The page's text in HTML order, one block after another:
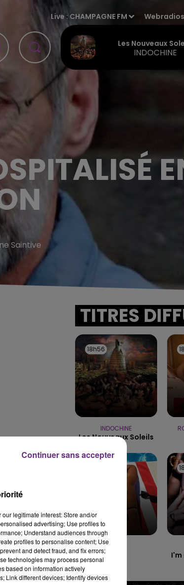
Live : CHAMPAGNE FM Webradios
Les Nouveaux
INDOCHINE
FM
19h15 - 20h00
LA RADIO POP
Saintive
mercredi
TITRES
18h56
18h56
INDOCHINE
Les Nouveaux Soleils
I'm
legitimate interest: Store and/or
advertising; Use profiles to
Understand audiences through
profiles to personalise content; Use
and detect fraud, and fix errors;
technologies may process personal
based on information actively
Link different devices; Identify devices
Continuer sans accepter